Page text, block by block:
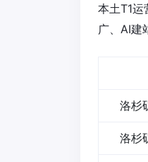
本土T1运
广、AI建
洛杉
洛杉